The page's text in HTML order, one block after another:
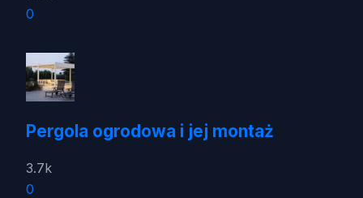
0
Pergola ogrodowa i jej montaż
3.7k
0